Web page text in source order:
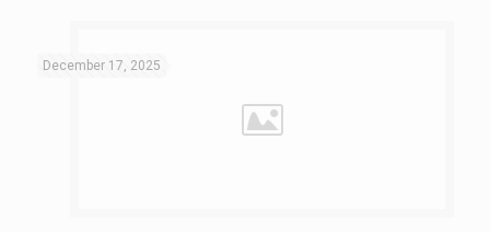
December 17, 2025